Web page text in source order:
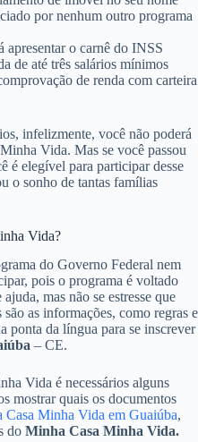
por nenhum outro programa
apresentar o carnê do INSS
de até três salários mínimos
de renda com carteira
infelizmente, você não poderá
Vida. Mas se você passou
é elegível para participar desse
o sonho de tantas famílias
Vida?
do Governo Federal nem
pois o programa é voltado
mas não se estresse que
as informações, como regras e
ponta da língua para se inscrever
– CE.
Vida é necessários alguns
mostrar quais os documentos
Minha Vida em Guaiúba,
do Minha Casa Minha Vida.